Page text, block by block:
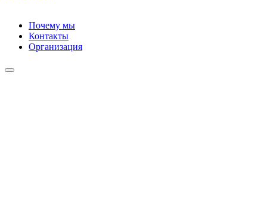
Почему мы
Контакты
Организация